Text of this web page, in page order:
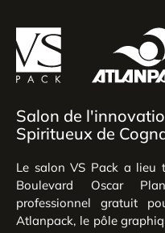
Salon de
Spiritueux de
Le salon VS Pack a lieu
Boulevard Oscar
professionnel gratuit
Atlanpack, le pôle